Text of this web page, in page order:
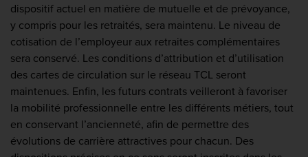
dispositif actuel en matière de mutuelle et de prévoyance,
y compris pour les retraités, sera maintenu. Le niveau de
cotisation de l’employeur aux retraites complémentaires
sera conservé. Les conditions d’attribution et d’utilisation
des cartes de circulation sur le réseau TCL seront
maintenues. Enfin, les futurs contrats veilleront à favoriser
la mobilité professionnelle entre les différents métiers, tout
en conservant l’ancienneté, afin de permettre des
évolutions de carrière attractives pour chacun. Des